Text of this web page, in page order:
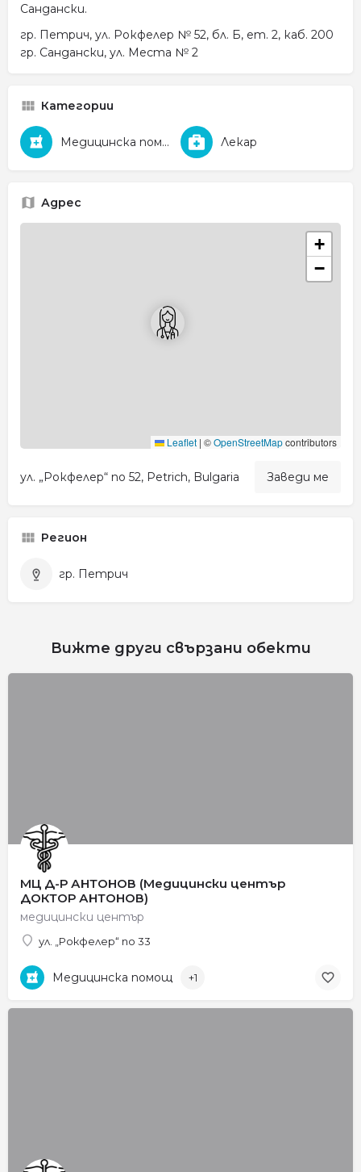
Сандански.
гр. Петрич, ул. Рокфелер № 52, бл. Б, ет. 2, каб. 200
гр. Сандански, ул. Места № 2
Категории
Медицинска помощ Лекар
Адрес
+
−
Leaflet | ©OpenStreetMapcontributors
ул. „Рокфелер“ no 52, Petrich, Bulgaria Заведи ме
Регион
гр. Петрич
Вижте други свързани обекти
МЦ Д-Р АНТОНОВ (Медицински център
ДОКТОР АНТОНОВ)
медицински център
ул. „Рокфелер“ no 33
Медицинска помощ +1